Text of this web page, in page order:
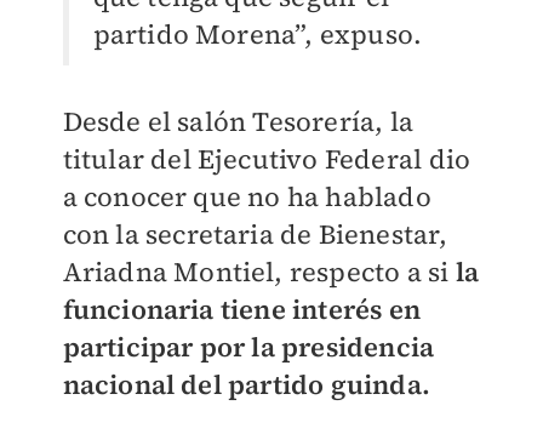
partido Morena”, expuso.
Desde el salón Tesorería, la
titular del Ejecutivo Federal dio
a conocer que no ha hablado
con la secretaria de Bienestar,
Ariadna Montiel, respecto a si la
funcionaria tiene interés en
participar por la presidencia
nacional del partido guinda.